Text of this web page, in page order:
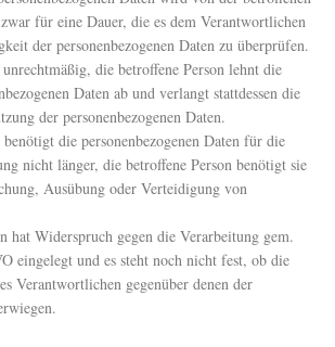
für eine Dauer, die es dem Verantwortlichen
der personenbezogenen Daten zu überprüfen.
die betroffene Person lehnt die
Daten ab und verlangt stattdessen die
der personenbezogenen Daten.
die personenbezogenen Daten für die
nicht länger, die betroffene Person benötigt sie
Ausübung oder Verteidigung von
hat Widerspruch gegen die Verarbeitung gem.
eingelegt und es steht noch nicht fest, ob die
Verantwortlichen gegenüber denen der